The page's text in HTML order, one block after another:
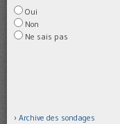
Oui
Non
Ne sais pas
Archive des sondages